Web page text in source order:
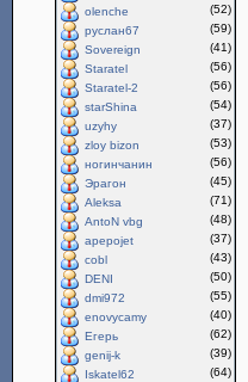
olenche
(52)
руслан67
(59)
Sovereign
(41)
Staratel
(56)
Staratel-2
(56)
starShina
(54)
uzyhy
(37)
zloy bizon
(53)
ногинчанин
(56)
Эрагон
(45)
Aleksa
(71)
AntoN vbg
(48)
apepojet
(37)
cobl
(43)
DENI
(50)
dmi972
(55)
enovycamy
(40)
Егерь
(62)
genij-k
(39)
Iskatel62
(64)